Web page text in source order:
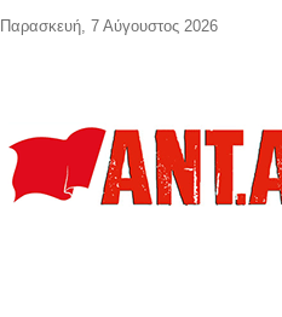
Παρασκευή, 7 Αύγουστος 2026